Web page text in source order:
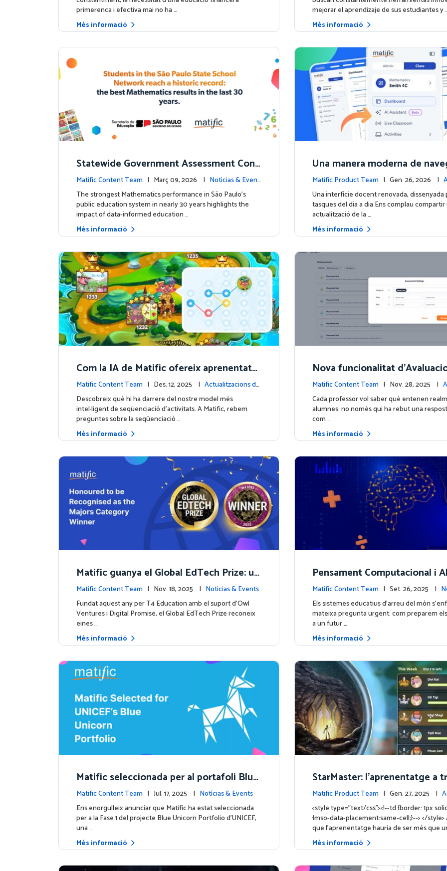
primerenca i efectiva mai no ha …
Més informació
mejorar el aprendizaje de sus estudiantes y
Més informació
Statewide Government Assessment Conf
irms: Greater Matific Usage Linked to Hig
her Math Achievement
Matific Content Team | Març 09, 2026 | Notícias & Event
s
The strongest Mathematics performance in São Paulo’s
public education system in nearly 30 years highlights the
impact of data-informed education …
Més informació
Una manera moderna de
ific
Matific Product Team | Gen. 26, 2026 |
e la plataforma
Una interfície docent renovada, dissenyada
tasques del dia a dia Ens complau compartir
actualització de la …
Més informació
Com la IA de Matific ofereix aprenentatg
e personalitzat a l’Illa de les Aventures
Matific Content Team | Des. 12, 2025 | Actualitzacions de
contingut
Descobreix què hi ha darrere del nostre model més
intel·ligent de seqüenciació d’activitats. A Matific, rebem
preguntes sobre la seqüenciació …
Més informació
Nova funcionalitat
reix el que realment saben
es
Matific Content Team | Nov. 28, 2025 |
e contingut
Cada professor vol saber què entenen
alumnes: no només qui ha rebut una
com …
Més informació
Matific guanya el Global EdTech Prize: un
a fita per a l'educació matemàtica digital
Matific Content Team | Nov. 18, 2025 | Notícias & Events
Fundat aquest any per T4 Education amb el suport d'Owl
Ventures i Digital Promise, el Global EdTech Prize reconeix
eines …
Més informació
Pensament Computacional i
ó en Dades: Per què les
n de liderar el camí
Matific Content Team | Set. 26, 2025 |
Els sistemes educatius d’arreu del món
mateixa pregunta urgent: com preparem
a un futur …
Més informació
Matific seleccionada per al portafoli Blue
Unicorn d'UNICEF: Comença una nova et
apa
Matific Content Team | Jul. 17, 2025 | Notícias & Events
Ens enorgulleix anunciar que Matific ha estat seleccionada
per a la Fase 1 del projecte Blue Unicorn Portfolio d'UNICEF,
una …
Més informació
StarMaster: l'aprenentatge a
competició amistosa
Matific Product Team | Gen. 27, 2025 |
e la plataforma
<style type="text/css"><!--td {border: 1px
{mso-data-placement:same-cell;}--> </
que l'aprenentatge hauria de ser més que
Més informació